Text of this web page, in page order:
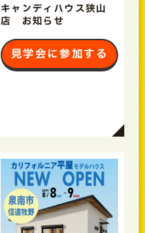
キャンディハウス狭山
店 お知らせ
見学会に参加する